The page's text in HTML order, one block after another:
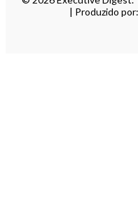
| Produzido